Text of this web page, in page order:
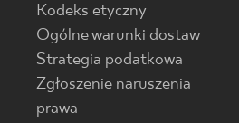
Kodeks etyczny
Ogólne warunki dostaw
Strategia podatkowa
Zgłoszenie naruszenia
prawa